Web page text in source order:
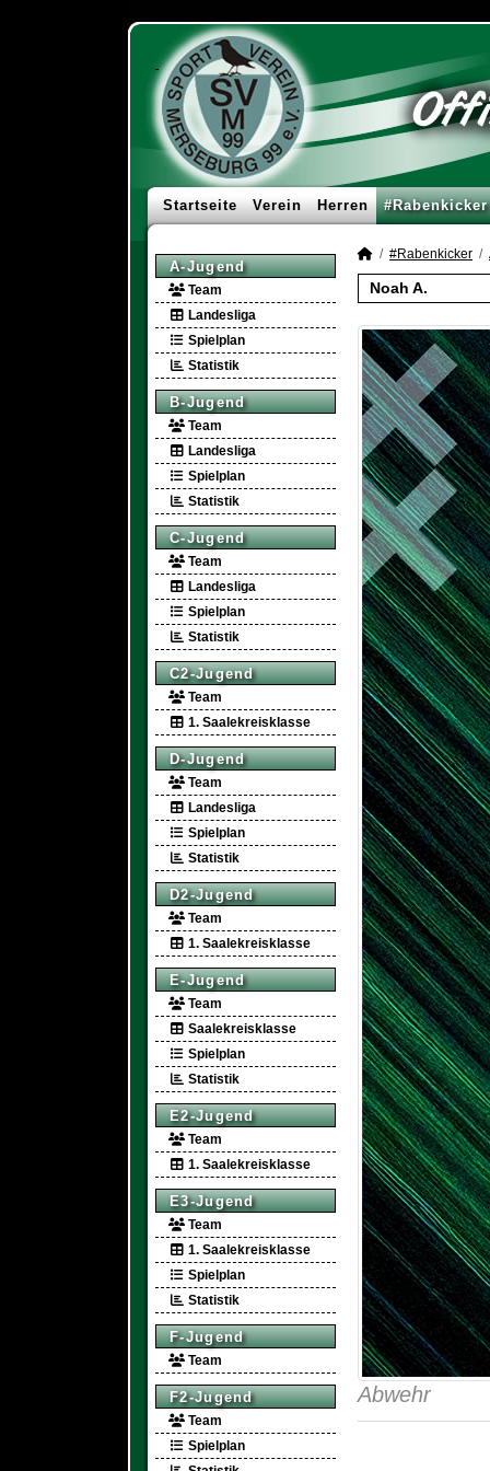
Startseite Verein Herren #Rabenkicker
A-Jugend
Team
Landesliga
Spielplan
Statistik
B-Jugend
Team
Landesliga
Spielplan
Statistik
C-Jugend
Team
Landesliga
Spielplan
Statistik
C2-Jugend
Team
1. Saalekreisklasse
D-Jugend
Team
Landesliga
Spielplan
Statistik
D2-Jugend
Team
1. Saalekreisklasse
E-Jugend
Team
Saalekreisklasse
Spielplan
Statistik
E2-Jugend
Team
1. Saalekreisklasse
E3-Jugend
Team
1. Saalekreisklasse
Spielplan
Statistik
F-Jugend
Team
F2-Jugend
Team
Spielplan
#Rabenkicker
Noah A.
Abwehr